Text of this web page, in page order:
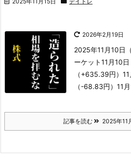
2026年2月19日
2025年11月10日
ーケット11月10
（+635.39円）
（-68.83円） 11
記事を読む 2025年11